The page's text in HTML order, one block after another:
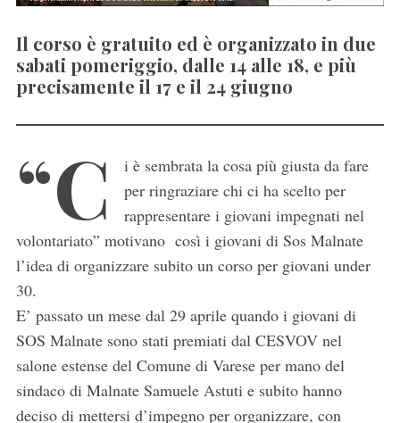
Il corso è gratuito ed è organizzato in due
sabati pomeriggio, dalle 14 alle 18, e più
precisamente il 17 e il 24 giugno
“C
i è sembrata la cosa più giusta da fare
per ringraziare chi ci ha scelto per
rappresentare i giovani impegnati nel
volontariato” motivano così i giovani di Sos Malnate
l’idea di organizzare subito un corso per giovani under
30.
E’ passato un mese dal 29 aprile quando i giovani di
SOS Malnate sono stati premiati dal CESVOV nel
salone estense del Comune di Varese per mano del
sindaco di Malnate Samuele Astuti e subito hanno
deciso di mettersi d’impegno per organizzare, con